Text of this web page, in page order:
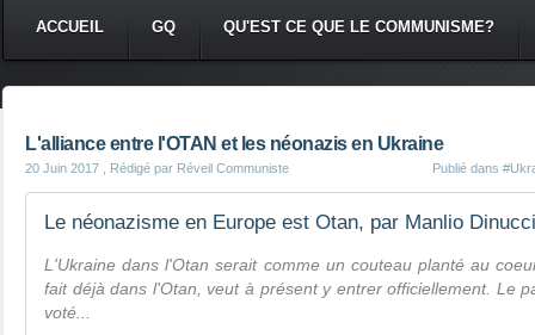
ACCUEIL GQ QU'EST CE QUE LE COMMUNISME?
L'alliance entre l'OTAN et les néonazis en Ukraine
20 Juin 2017 , Rédigé par Réveil Communiste Publié dans
L'Ukraine dans l'Otan serait comme un couteau planté au
fait déjà dans l'Otan, veut à présent y entrer officiellement. Le
voté...